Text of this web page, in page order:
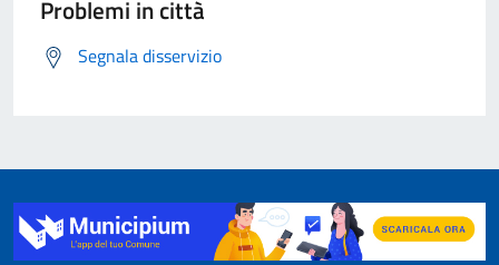
Problemi in città
Segnala disservizio